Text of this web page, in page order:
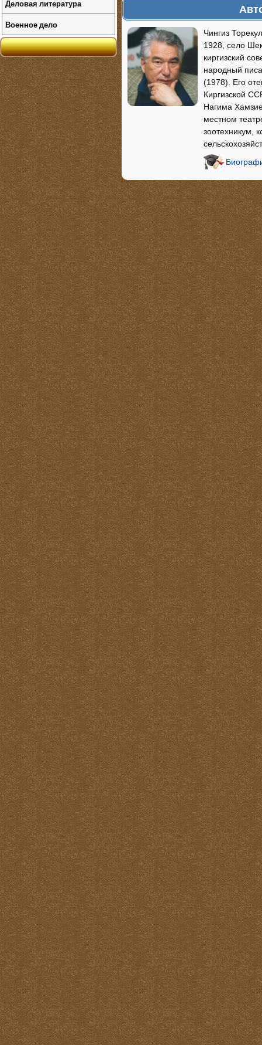
Чингиз
1928, село
киргизский
народный
(1978). Его
Киргизской
Нагима
местном
зоотехникум,
Деловая литература
Военное дело